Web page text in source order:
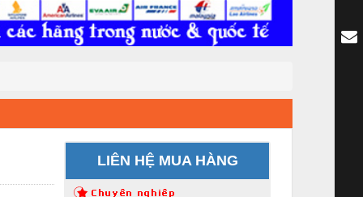
LIÊN HỆ MUA HÀNG